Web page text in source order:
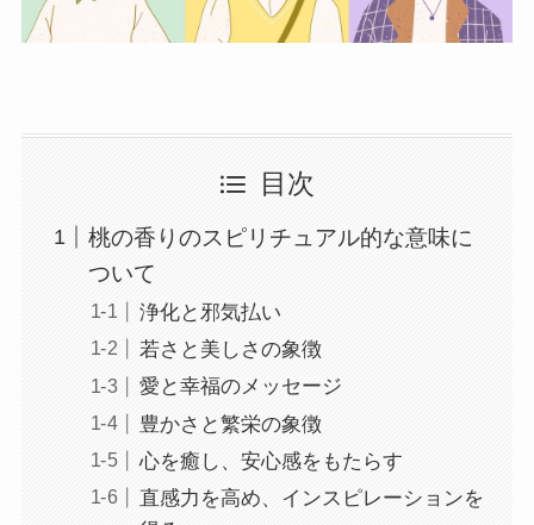
目次
桃の香りのスピリチュアル的な意味に
ついて
浄化と邪気払い
若さと美しさの象徴
愛と幸福のメッセージ
豊かさと繁栄の象徴
心を癒し、安心感をもたらす
直感力を高め、インスピレーションを